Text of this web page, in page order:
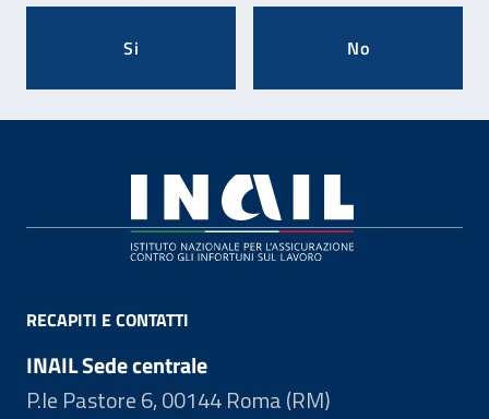
Si No
RECAPITI E CONTATTI
INAIL Sede centrale
P.le Pastore 6, 00144 Roma (RM)